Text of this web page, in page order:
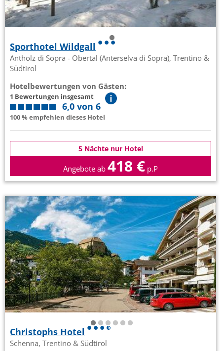
Sporthotel Wildgall
Antholz di Sopra - Obertal (Anterselva di Sopra), Trentino &
Südtirol
Hotelbewertungen von Gästen:
1 Bewertungen insgesamt
6,0 von 6
100 % empfehlen dieses Hotel
5 Nächte nur Hotel
Angebote ab 418 € p.P
Christophs Hotel
Schenna, Trentino & Südtirol